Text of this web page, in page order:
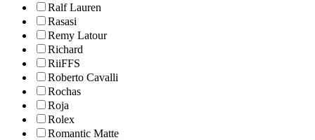
Ralf Lauren
Rasasi
Remy Latour
Richard
RiiFFS
Roberto Cavalli
Rochas
Roja
Rolex
Romantic Matte